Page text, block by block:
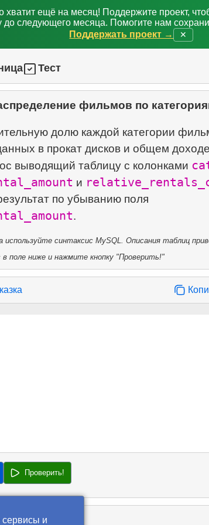
хватит ещё на месяц! Поддержите проект,
до следующего месяца. Помогите нам
Поддержать проект →
✕
Тест
фильмов по
долю каждой категории
в прокат дисков и общем
выводящий таблицу с колонками
и
по убыванию поля
синтаксис MySQL. Описания таблиц
поле ниже и нажмите кнопку "Проверить!"
Проверить!
сервисы и